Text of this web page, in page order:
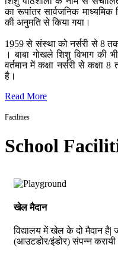
का रूपांतर सार्वजनिक
की अनुमति से किया गया।
1959 से संस्था को नर्सरी से 8
। बाबा गोखले शिशु विभाग की भी
वर्तमान में कक्षा नर्सरी से कक्षा
है।
Read More
Facilities
School
खेल मैदान
विद्यालय में खेल के दो मैदान है|
(आउटडोर/इंडोर) संपन्न करायी